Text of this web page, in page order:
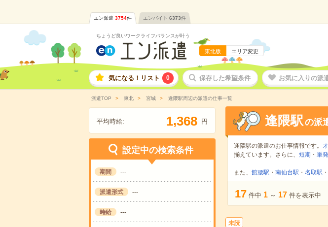
エン派遣 3754件 エンバイト 6373件
ちょうど良いワークライフバランスが叶う
東北版 エリア変更
気になる！リスト 0 保存した希望条件 お気に入りの派
派遣TOP 東北 宮城 逢隈駅周辺の派遣の仕事一覧
平均時給: 1,368 円
設定中の検索条件
期間 ---
派遣形式 ---
時給 ---
逢隈駅の派
逢隈駅の派遣のお仕事情報です。
揃えています。さらに、 短期 ・ 単発
また、 館腰駅 ・ 南仙台駅 ・ 名取駅 ・
17 件中 1 ～ 17 件を表示中
未読